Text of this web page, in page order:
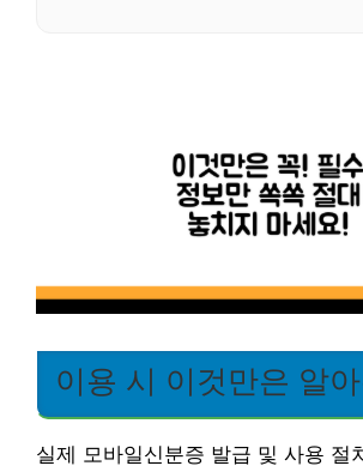
이용 시 이것만은 알
실제 모바일신분증 발급 및 사용 절